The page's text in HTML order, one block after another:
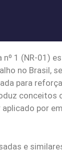
nº 1 (NR-01)
no Brasil,
para
aplicado por
e